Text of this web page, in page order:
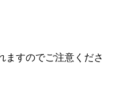
ますのでご注意くださ